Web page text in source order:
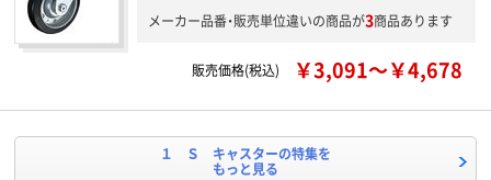
メーカー品番・販売単位違いの商品が3商品あります
販売価格(税込) ￥3,091～￥4,678
１ Ｓ キャスターの特集を
もっと見る